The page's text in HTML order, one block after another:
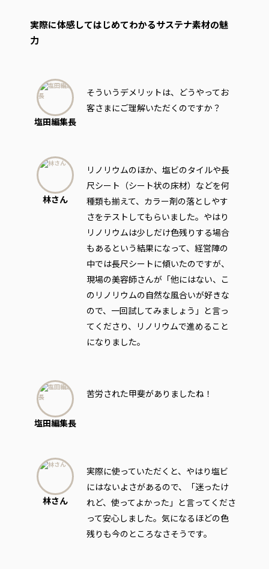
実際に体感してはじめてわかるサステナ素材の魅
力
塩田編集長
そういうデメリットは、どうやってお
客さまにご理解いただくのですか？
林さん
リノリウムのほか、塩ビのタイルや長
尺シート（シート状の床材）などを何
種類も揃えて、カラー剤の落としやす
さをテストしてもらいました。やはり
リノリウムは少しだけ色残りする場合
もあるという結果になって、経営陣の
中では長尺シートに傾いたのですが、
現場の美容師さんが「他にはない、こ
のリノリウムの自然な風合いが好きな
ので、一回試してみましょう」と言っ
てくださり、リノリウムで進めること
になりました。
塩田編集長
苦労された甲斐がありましたね！
林さん
実際に使っていただくと、やはり塩ビ
にはないよさがあるので、「迷ったけ
れど、使ってよかった」と言ってくださ
って安心しました。気になるほどの色
残りも今のところなさそうです。